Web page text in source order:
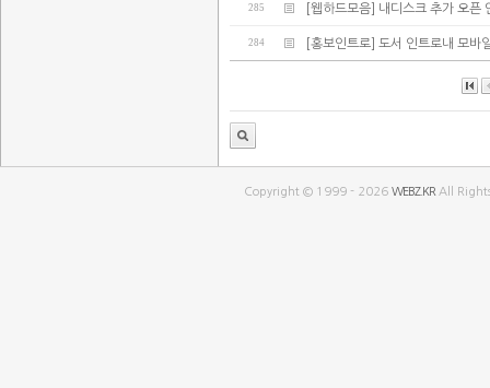
285 [웹하드모음] 내디스크 추가 오픈
284 [홍보인트로] 도서 인트로내 모바
Copyright © 1999 - 2026WEBZ.KR All